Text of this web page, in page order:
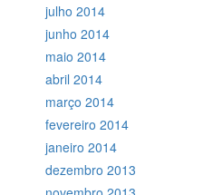
julho 2014
junho 2014
maio 2014
abril 2014
março 2014
fevereiro 2014
janeiro 2014
dezembro 2013